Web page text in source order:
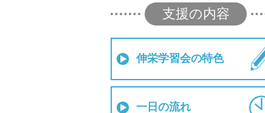
支援の内容
伸栄学習会の特色
一日の流れ